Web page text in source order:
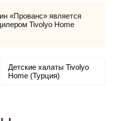
«Прованс» является
Tivolyo Home
Детские халаты Tivolyo
Home (Турция)